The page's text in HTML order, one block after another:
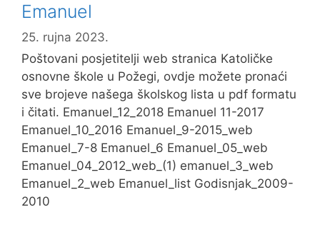
Emanuel
25. rujna 2023.
Poštovani posjetitelji web stranica Katoličke
osnovne škole u Požegi, ovdje možete pronaći
sve brojeve našega školskog lista u pdf formatu
i čitati. Emanuel_12_2018 Emanuel 11-2017
Emanuel_10_2016 Emanuel_9-2015_web
Emanuel_7-8 Emanuel_6 Emanuel_05_web
Emanuel_04_2012_web_(1) emanuel_3_web
Emanuel_2_web Emanuel_list Godisnjak_2009-
2010